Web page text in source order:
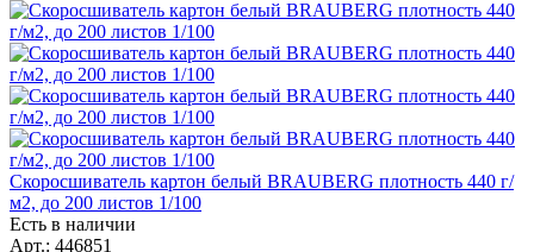
Скоросшиватель картон белый BRAUBERG плотность 440 г/
м2, до 200 листов 1/100
Есть в наличии
Арт.: 446851